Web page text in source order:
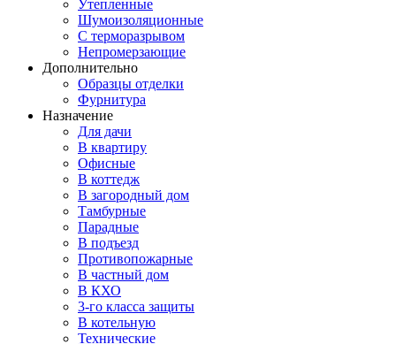
Утепленные
Шумоизоляционные
С терморазрывом
Непромерзающие
Дополнительно
Образцы отделки
Фурнитура
Назначение
Для дачи
В квартиру
Офисные
В коттедж
В загородный дом
Тамбурные
Парадные
В подъезд
Противопожарные
В частный дом
В КХО
3-го класса защиты
В котельную
Технические